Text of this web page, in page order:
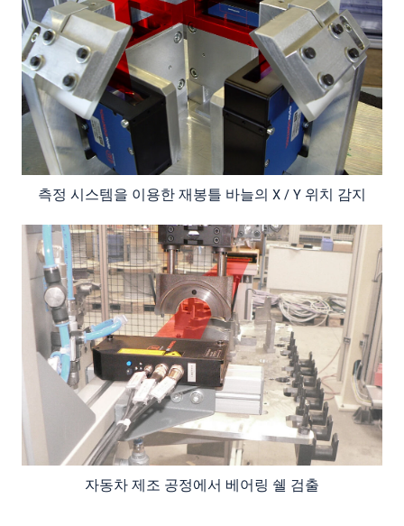
측정 시스템을 이용한 재봉틀 바늘의 X / Y 위치 감지
자동차 제조 공정에서 베어링 쉘 검출